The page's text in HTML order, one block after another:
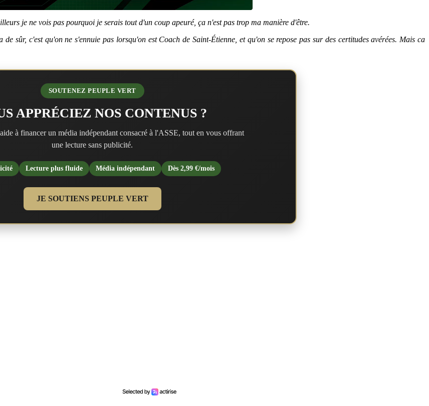
je ne vois pas pourquoi je serais tout d'un coup apeuré, ça n'est pas trop ma manière d'être.
sûr, c'est qu'on ne s'ennuie pas lorsqu'on est Coach de Saint-Étienne, et qu'on se repose pas sur des certitudes avérées. Mais ca
SOUTENEZ PEUPLE VERT
APPRÉCIEZ NOS CONTENUS ?
à financer un média indépendant consacré à l'ASSE, tout en vous offrant
une lecture sans publicité.
Lecture plus fluide Média indépendant Dès 2,99 €/mois
JE SOUTIENS PEUPLE VERT